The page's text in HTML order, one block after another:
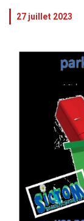
27 juillet 2023